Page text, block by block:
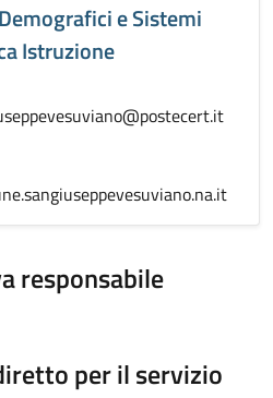
e Sistemi
Istruzione
responsabile
per il servizio